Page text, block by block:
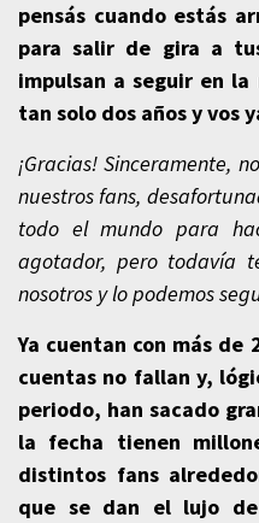
pensás cuando estás
para salir de gira a
impulsan a seguir en la
tan solo dos años y vos
¡Gracias! Sinceramente,
nuestros fans,
todo el mundo para
agotador, pero todavía
nosotros y lo podemos
Ya cuentan con más de
cuentas no fallan y,
periodo, han sacado
la fecha tienen
distintos fans
que se dan el lujo